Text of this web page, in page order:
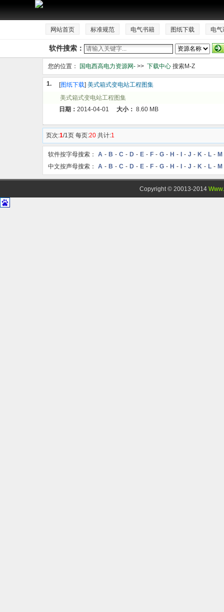
网站首页 标准规范 电气书籍 图纸下载 电气
软件搜索：
您的位置： 国电西高电力资源网- >> 下载中心 搜索M-Z
1. [图纸下载] 美式箱式变电站工程图集
美式箱式变电站工程图集
日期： 2014-04-01 大小： 8.60 MB
页次:1/1页 每页:20 共计:1
软件按字母搜索： A - B - C - D - E - F - G - H - - J - K - L - M
中文按声母搜索： A - B - C - D - E - F - G - H - - J - K - L - M
Copyright © 20013-2014